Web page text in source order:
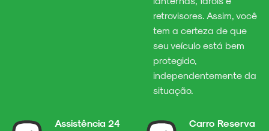
retrovisores. Assim, você
tem a certeza de que
seu veículo está bem
protegido,
independentemente da
situação.
Assistência 24
Carro Reserva